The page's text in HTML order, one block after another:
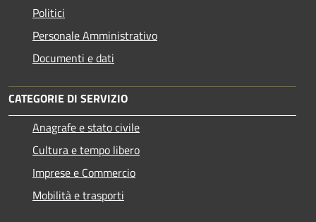
Politici
Personale Amministrativo
Documenti e dati
CATEGORIE DI SERVIZIO
Anagrafe e stato civile
Cultura e tempo libero
Imprese e Commercio
Mobilità e trasporti